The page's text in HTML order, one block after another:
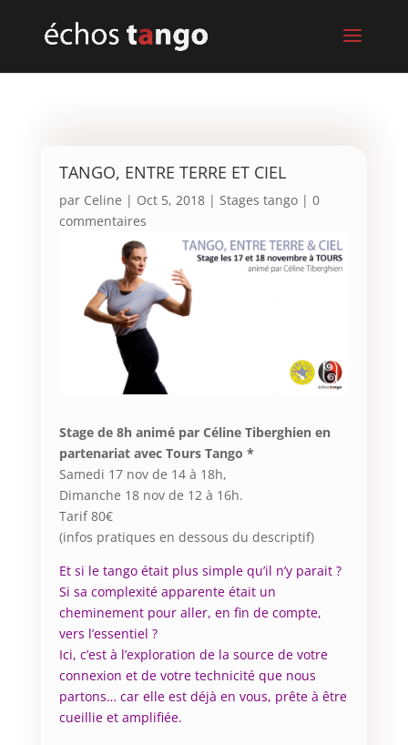
TANGO, ENTRE TERRE ET CIEL
par Celine | Oct 5, 2018| Stages tango| 0
commentaires
Stage de 8h animé par Céline Tiberghien en
partenariat avec Tours Tango *
Samedi 17 nov de 14 à 18h,
Dimanche 18 nov de 12 à 16h.
Tarif 80€
(infos pratiques en dessous du descriptif)
Et si le tango était plus simple qu’il n’y parait ?
Si sa complexité apparente était un
cheminement pour aller, en fin de compte,
vers l’essentiel ?
Ici, c’est à l’exploration de la source de votre
connexion et de votre technicité que nous
partons… car elle est déjà en vous, prête à être
cueillie et amplifiée.